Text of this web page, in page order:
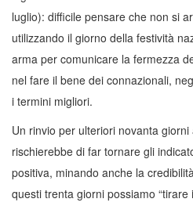
luglio): difficile pensare che non si
utilizzando il giorno della festività
arma per comunicare la fermezza
nel fare il bene dei connazionali,
i termini migliori.
Un rinvio per ulteriori novanta
rischierebbe di far tornare gli
positiva, minando anche la
questi trenta giorni possiamo